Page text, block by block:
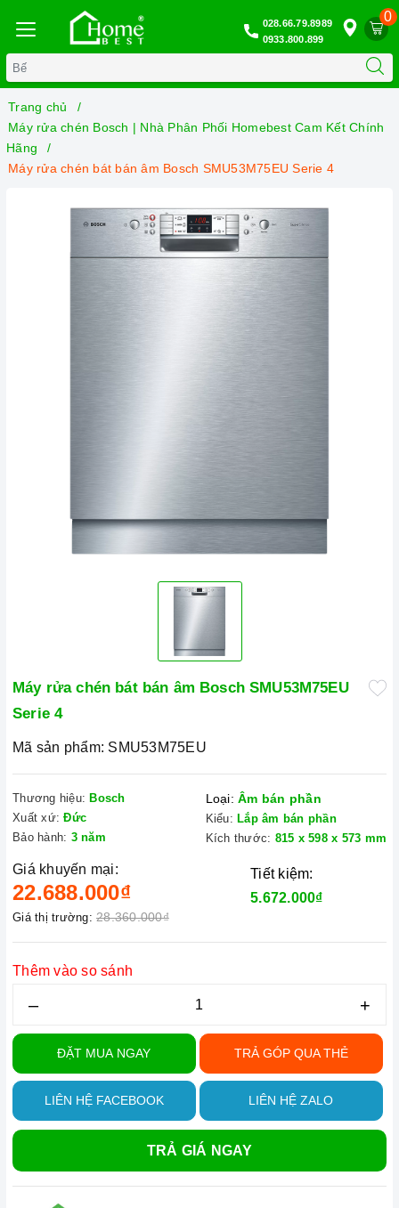
0
028.66.79.8989
0933.800.899
Trang chủ
Máy rửa chén Bosch | Nhà Phân Phối Homebest Cam Kết Chính
Hãng
Máy rửa chén bát bán âm Bosch SMU53M75EU Serie 4
Máy rửa chén bát bán âm Bosch SMU53M75EU
Serie 4
Mã sản phẩm: SMU53M75EU
Thương hiệu: Bosch
Xuất xứ: Đức
Bảo hành: 3 năm
Loại: Âm bán phần
Kiểu: Lắp âm bán phần
Kích thước: 815 x 598 x 573 mm
Giá khuyến mại:
22.688.000₫
Giá thị trường: 28.360.000₫
Tiết kiệm:
5.672.000₫
Thêm vào so sánh
– +
ĐẶT MUA NGAY TRẢ GÓP QUA THẺ
LIÊN HỆ FACEBOOK LIÊN HỆ ZALO
TRẢ GIÁ NGAY